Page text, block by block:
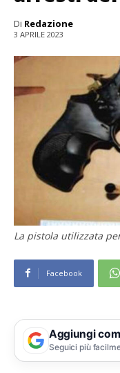
Di Redazione
3 APRILE 2023
La pistola utilizzata
Facebook
Aggiungi
Seguici più